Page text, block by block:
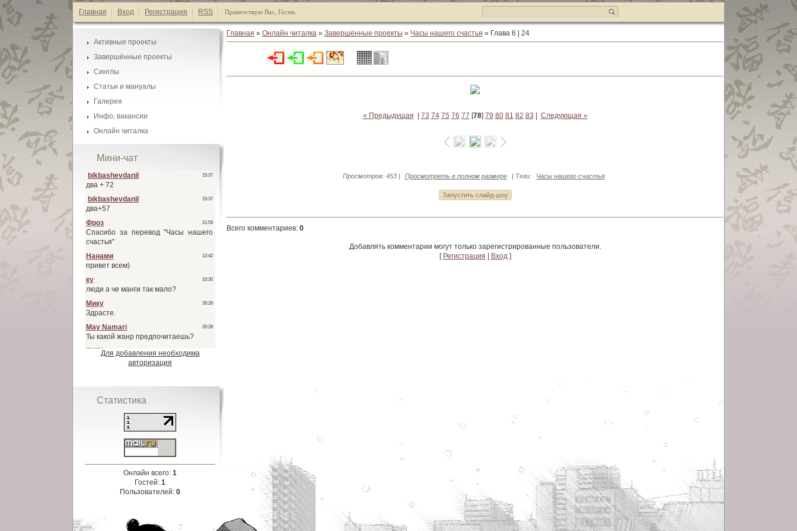
Главная Вход Регистрация RSS Приветствую Вас Гость
Активные проекты
Каталог манги
Список А-Я
Завершённые проекты
Каталог манги
Список А-Я
Синглы
Каталог манги
Список А-Я
Статьи и мануалы
Каталог статей
Список А-Я
Галерея
Галеея фонов
Галеея скринтонов
Инфо, вакансии
Наши друзья
Наши баннеры
Вакансии
Онлайн читалка
Завершённые проекты
Синглы
Мини-чат
Для добавления необходима
авторизация
Статистика
Онлайн всего: 1
Гостей: 1
Пользователей: 0
Главная » Онлайн читалка » Завершённые проекты » Часы нашего счастья » Глава 6 | 24
« Предыдущая 73 74 75 76 77 [78] 79 80 81 82 83 Следующая »
Просмотров: 453 | Просмотреть в полном размере | Теги: Часы нашего счастья
Всего комментариев: 0
Добавлять комментарии могут только зарегистрированные пользователи.
[ Регистрация Вход]